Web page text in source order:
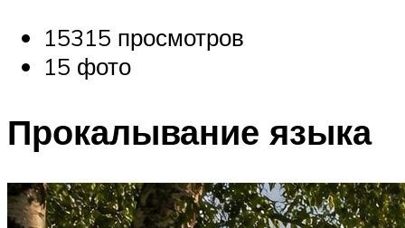
15315 просмотров
15 фото
Прокалывание языка